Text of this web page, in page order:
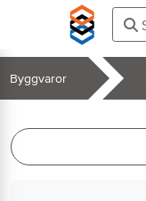
Hoppa till huvudinnehåll
Byggvaror